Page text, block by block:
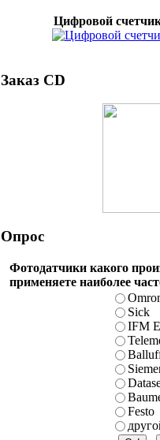
Цифровой
Заказ CD
Опрос
Фотодатчики какого
применяете наиболее
Sick
IFM
Festo